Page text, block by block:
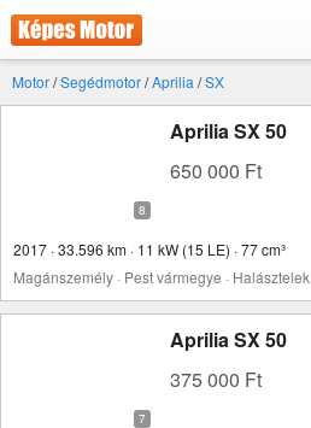
Motor/Segédmotor/Aprilia /SX
Aprilia SX 50
650 000 Ft
2017 · 33.596 km · 11 kW (15 LE) · 77 cm³
Magánszemély · Pest vármegye · Halásztelek
Aprilia SX 50
375 000 Ft